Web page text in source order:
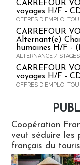
CARREFOUR
voyages H/F -
OFFRES D'EMPLOI
CARREFOUR
Alternant(e)
humaines H/F -
ALTERNANCE /
CARREFOUR
voyages H/F -
OFFRES D'EMPLOI
Coopération
veut séduire les
français du